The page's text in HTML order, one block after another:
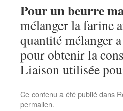
Pour un beurre
mélanger la farine
quantité mélanger
pour obtenir la
Liaison utilisée
Ce contenu a été publié dans
permalien.